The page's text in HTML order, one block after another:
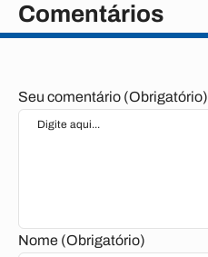
Comentários
Seu comentário (Obrigatório)
Nome (Obrigatório)